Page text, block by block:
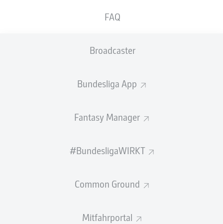
FAQ
Broadcaster
Bundesliga App
Fantasy Manager
#BundesligaWIRKT
Common Ground
Mitfahrportal
VERTEIDIGUNG